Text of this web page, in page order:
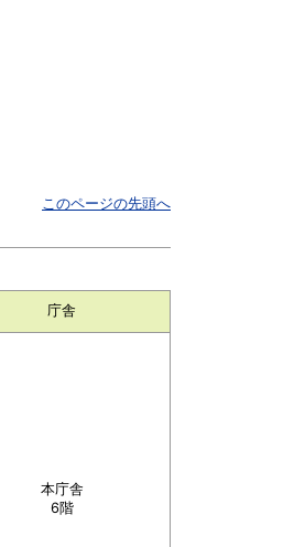
このページの先頭へ
庁舎
本庁舎
6階